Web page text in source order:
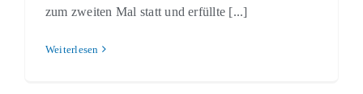
zum zweiten Mal statt und erfüllte [...]
Weiterlesen